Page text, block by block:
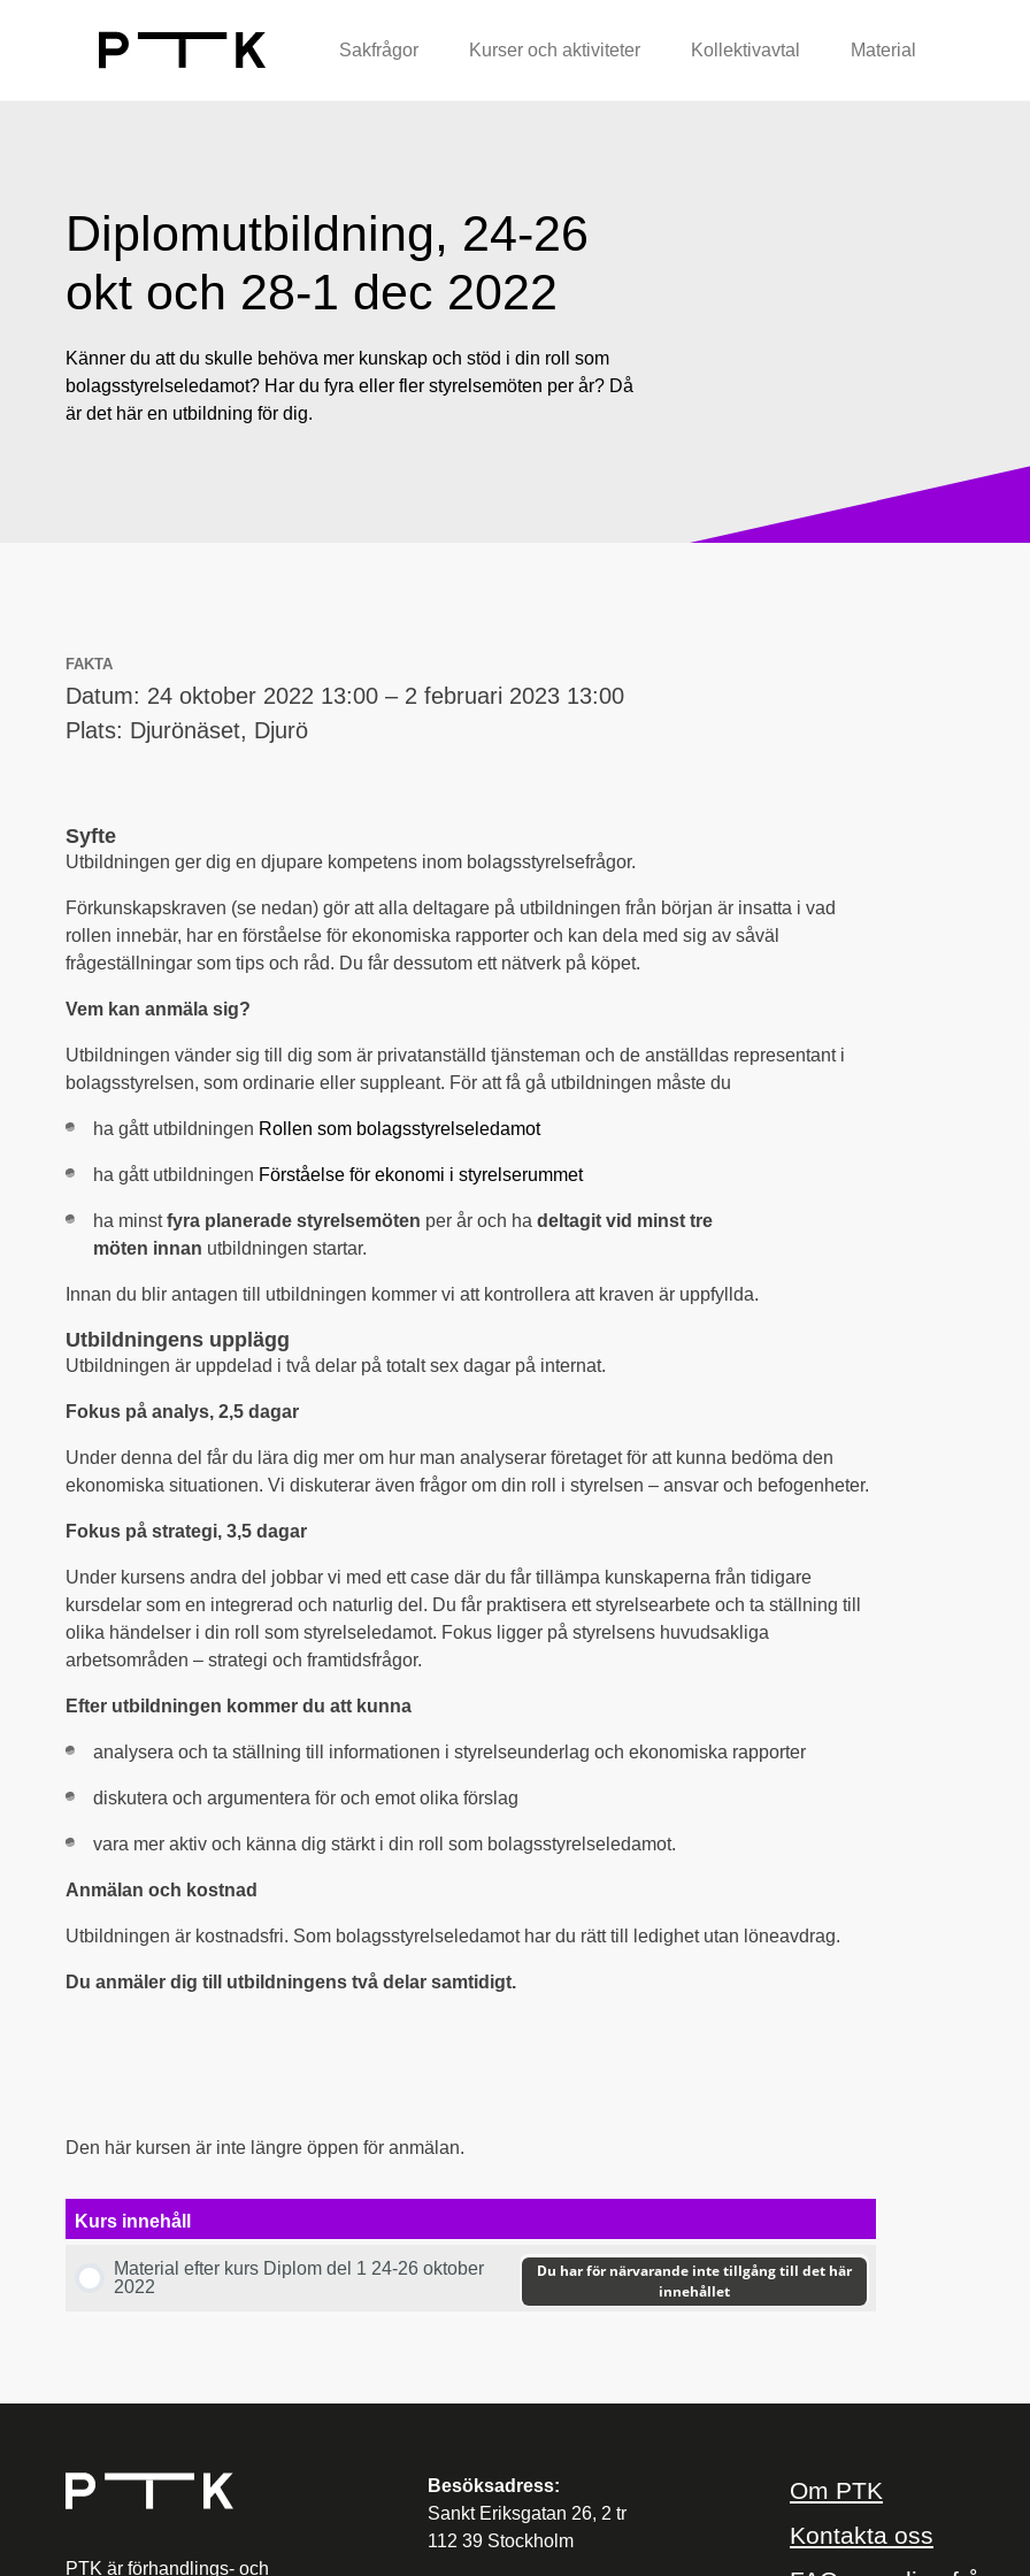
Sakfrågor Kurser och aktiviteter Kollektivavtal Material
Diplomutbildning, 24-26
okt och 28-1 dec 2022
Känner du att du skulle behöva mer kunskap och stöd i din roll som
bolagsstyrelseledamot? Har du fyra eller fler styrelsemöten per år? Då
är det här en utbildning för dig.
FAKTA
Datum: 24 oktober 2022 13:00 – 2 februari 2023 13:00
Plats: Djurönäset, Djurö
Syfte
Utbildningen ger dig en djupare kompetens inom bolagsstyrelsefrågor.
Förkunskapskraven (se nedan) gör att alla deltagare på utbildningen från början är insatta i vad
rollen innebär, har en förståelse för ekonomiska rapporter och kan dela med sig av såväl
frågeställningar som tips och råd. Du får dessutom ett nätverk på köpet.
Vem kan anmäla sig?
Utbildningen vänder sig till dig som är privatanställd tjänsteman och de anställdas representant i
bolagsstyrelsen, som ordinarie eller suppleant. För att få gå utbildningen måste du
ha gått utbildningen Rollen som bolagsstyrelseledamot
ha gått utbildningen Förståelse för ekonomi i styrelserummet
ha minstfyra planerade styrelsemöten per år och ha deltagit vid minst tre
möten innan utbildningen startar.
Innan du blir antagen till utbildningen kommer vi att kontrollera att kraven är uppfyllda.
Utbildningens upplägg
Utbildningen är uppdelad i två delar på totalt sex dagar på internat.
Fokus på analys, 2,5 dagar
Under denna del får du lära dig mer om hur man analyserar företaget för att kunna bedöma den
ekonomiska situationen. Vi diskuterar även frågor om din roll i styrelsen – ansvar och befogenheter.
Fokus på strategi, 3,5 dagar
Under kursens andra del jobbar vi med ett case där du får tillämpa kunskaperna från tidigare
kursdelar som en integrerad och naturlig del. Du får praktisera ett styrelsearbete och ta ställning till
olika händelser i din roll som styrelseledamot. Fokus ligger på styrelsens huvudsakliga
arbetsområden – strategi och framtidsfrågor.
Efter utbildningen kommer du att kunna
analysera och ta ställning till informationen i styrelseunderlag och ekonomiska rapporter
diskutera och argumentera för och emot olika förslag
vara mer aktiv och känna dig stärkt i din roll som bolagsstyrelseledamot.
Anmälan och kostnad
Utbildningen är kostnadsfri. Som bolagsstyrelseledamot har du rätt till ledighet utan löneavdrag.
Du anmäler dig till utbildningens två delar samtidigt.
Den här kursen är inte längre öppen för anmälan.
Kurs innehåll
Material efter kurs Diplom del 1 24-26 oktober
2022
Du har för närvarande inte tillgång till det här
innehållet
PTK är förhandlings- och
Besöksadress:
Sankt Eriksgatan 26, 2 tr
112 39 Stockholm
Om PTK
Kontakta oss